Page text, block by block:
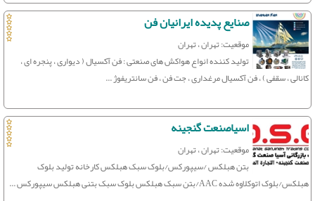
صنایع پدیده ایرانیان فن
موقعیت: تهران ، تهران
تولید کننده انواع هواکش های صنعتی : فن آکسیال ( دیواری ، پنجره ای ،
کانالی ، سقفی ) ، فن آکسیال مرغداری ، جت فن ، فن سانتریفوژ ...
اسیاصنعت گنجینه
موقعیت: تهران ، تهران
بتن هبلکس /سیپورکس/بلوک سبک هبلکس کارخانه تولید بلوک
هبلکس/بلوک اتوکلاوه شده AAC/بتن سبک هبلکس بلوک سبک بتنی هبلکس سیپورکس ...